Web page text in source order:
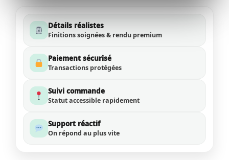
Détails réalistes
Finitions soignées & rendu premium
Paiement sécurisé
Transactions protégées
Suivi commande
Statut accessible rapidement
Support réactif
On répond au plus vite